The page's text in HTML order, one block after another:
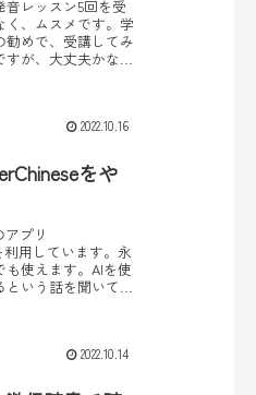
レッスン5回を受
、ムスメです。学
めで、受講してみ
が、大丈夫かなあ
2022.10.16
をや
プリ
利用しています。永
使えます。AIを使
いう話を聞いて、
2022.10.14